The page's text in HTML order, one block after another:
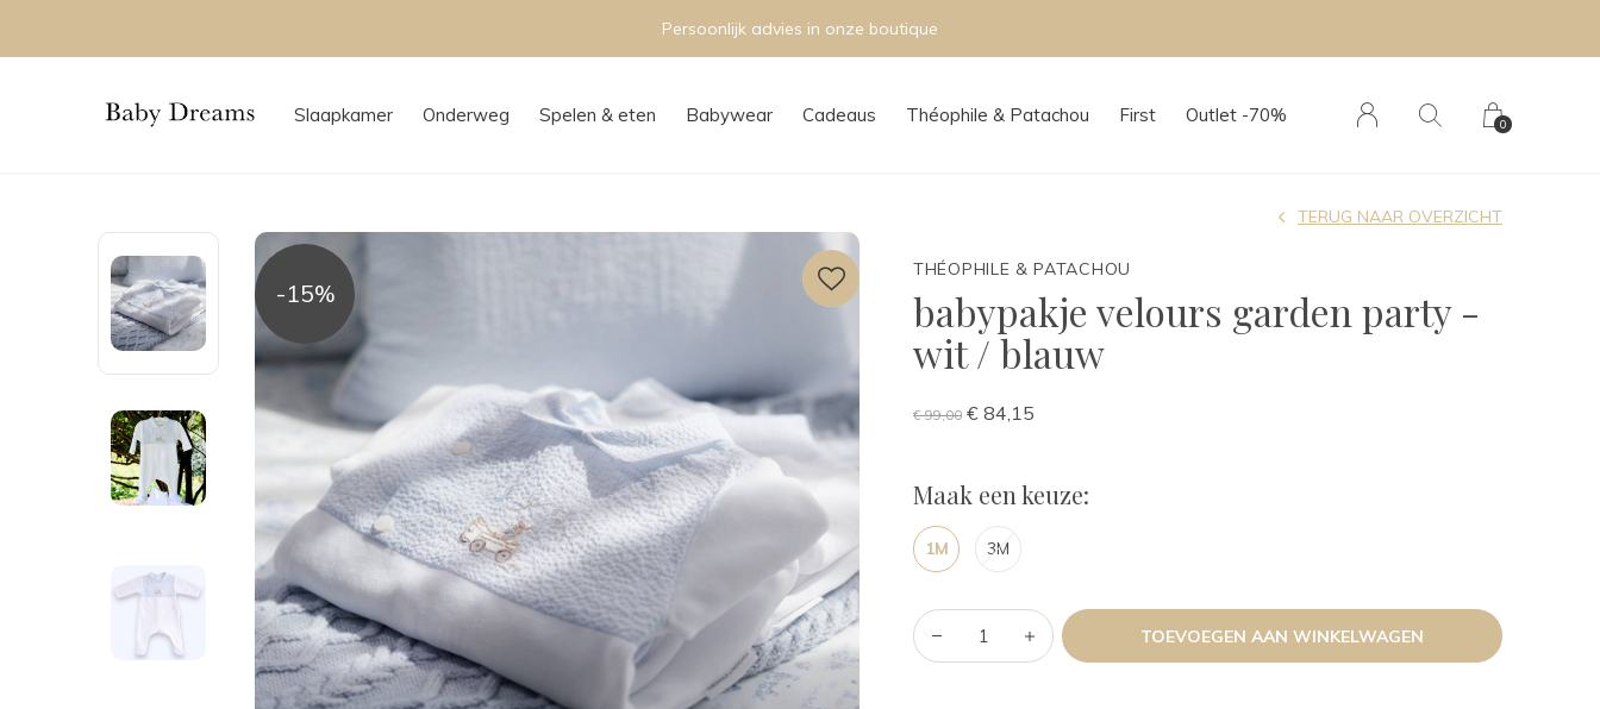
Slaapkamer Onderweg Spelen & eten Babywear Cadeaus Théophile & Patachou First Outlet -70% 0
Persoonlijk advies in onze boutique
-15%
THÉOPHILE & PATACHOU
babypakje velours garden party -
wit / blauw
TERUG NAAR OVERZICHT
€ 99,00 € 84,15
Maak een keuze:
1M 3M
TOEVOEGEN AAN WINKELWAGEN